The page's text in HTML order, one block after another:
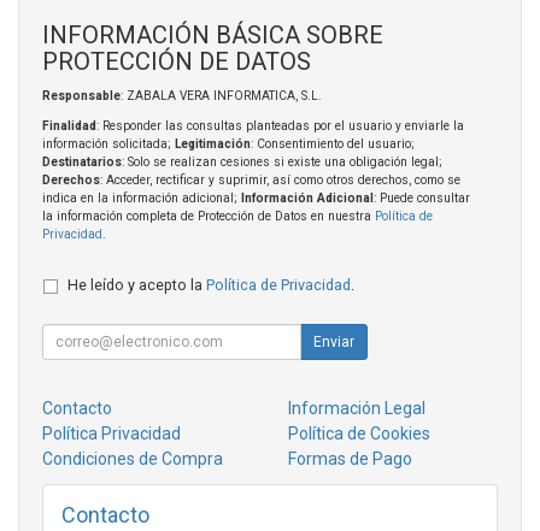
INFORMACIÓN BÁSICA SOBRE
PROTECCIÓN DE DATOS
Responsable: ZABALA VERA INFORMATICA, S.L.
Finalidad: Responder las consultas planteadas por el usuario y enviarle la
información solicitada; Legitimación: Consentimiento del usuario;
Destinatarios: Solo se realizan cesiones si existe una obligación legal;
Derechos: Acceder, rectificar y suprimir, así como otros derechos, como se
indica en la información adicional;
Información Adicional : Puede consultar
la información completa de Protección de Datos en nuestra Política de
Privacidad
He leído y acepto la Política de Privacidad
Enviar
Contacto
Información Legal
Política Privacidad
Política de Cookies
Condiciones de Compra
Formas de Pago
Contacto